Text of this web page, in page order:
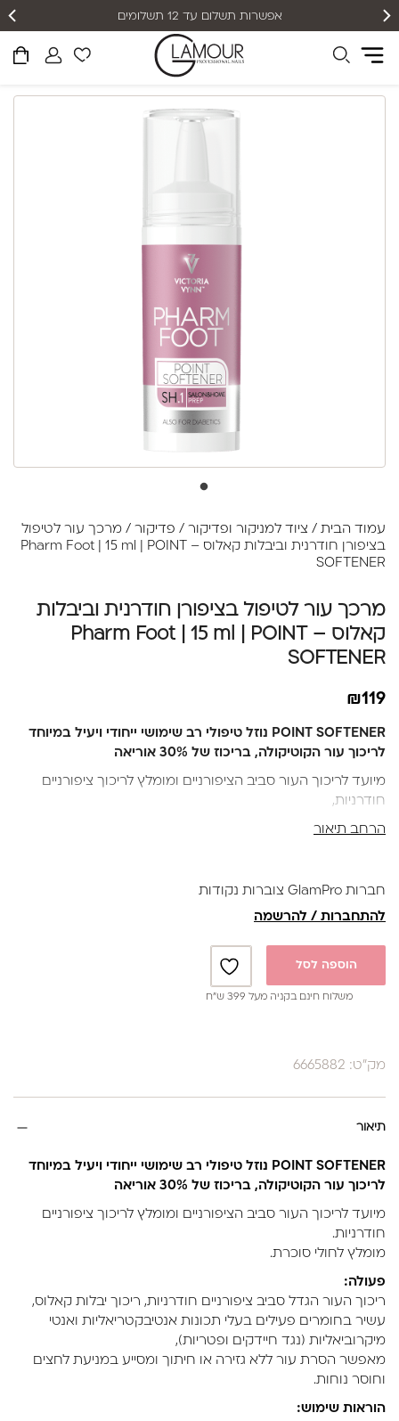
אפשרות תשלום עד 12 תשלומים
עמוד הבית / ציוד למניקור ופדיקור / פדיקור / מרכך עור לטיפול
בציפורן חודרנית וביבלות קאלוס – Pharm Foot | 15 ml | POINT
SOFTENER
מרכך עור לטיפול בציפורן חודרנית וביבלות
קאלוס – Pharm Foot | 15 ml | POINT
SOFTENER
₪119
POINT SOFTENER נוזל טיפולי רב שימושי ייחודי ויעיל במיוחד
לריכוך עור הקוטיקולה, בריכוז של 30% אוריאה
מיועד לריכוך העור סביב הציפורניים ומומלץ לריכוך ציפורניים
חודרניות,
מכיל : 15ml
הרחב תיאור
חברות GlamPro צוברות נקודות
להתחברות / להרשמה
הוספה לסל
משלוח חינם בקניה מעל 399 ש”ח
מק"ט: 6665882
תיאור
POINT SOFTENER נוזל טיפולי רב שימושי ייחודי ויעיל במיוחד
לריכוך עור הקוטיקולה, בריכוז של 30% אוריאה
מיועד לריכוך העור סביב הציפורניים ומומלץ לריכוך ציפורניים
חודרניות.
מומלץ לחולי סוכרת.
פעולה:
ריכוך העור הגדל סביב ציפורניים חודרניות, ריכוך יבלות קאלוס,
עשיר בחומרים פעילים בעלי תכונות אנטיבקטריאליות ואנטי
מיקרוביאליות (נגד חיידקים ופטריות),
מאפשר הסרת עור ללא גזירה או חיתוך ומסייע במניעת לחצים
וחוסר נוחות.
הוראות שימוש: